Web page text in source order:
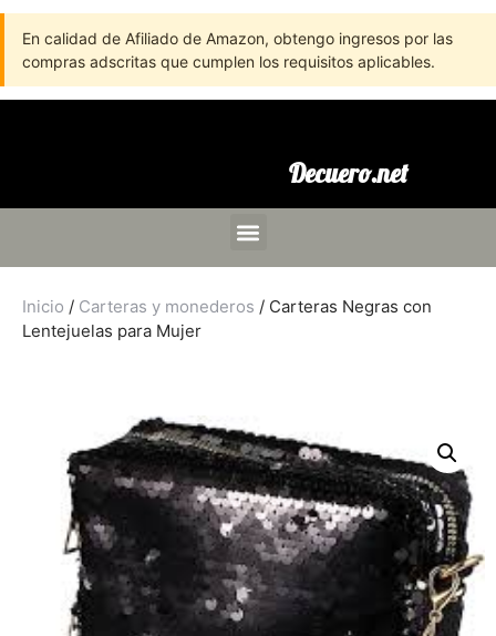
En calidad de Afiliado de Amazon, obtengo ingresos por las
compras adscritas que cumplen los requisitos aplicables.
Decuero.net
Inicio / Carteras y monederos / Carteras Negras con
Lentejuelas para Mujer